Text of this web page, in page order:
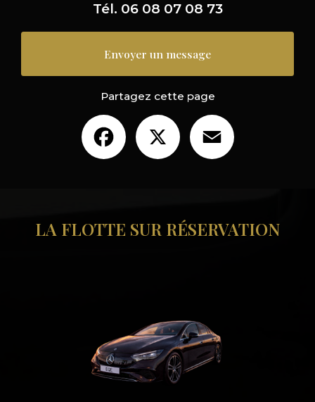
Tél. 06 08 07 08 73
Envoyer un message
Partagez cette page
Facebook
LA FLOTTE SUR RÉSERVATION